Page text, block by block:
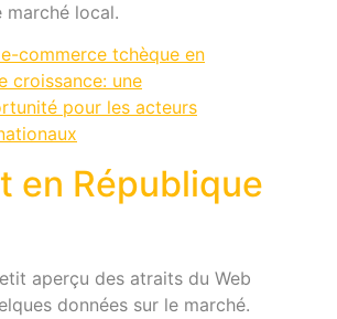
marché local.
en République
aperçu des atraits du Web
données sur le marché.